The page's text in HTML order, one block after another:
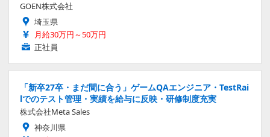
GOEN株式会社
埼玉県
月給30万円～50万円
正社員
「新卒27卒・まだ間に合う」ゲームQAエンジニア・TestRai
lでのテスト管理・実績を給与に反映・研修制度充実
株式会社Meta Sales
神奈川県